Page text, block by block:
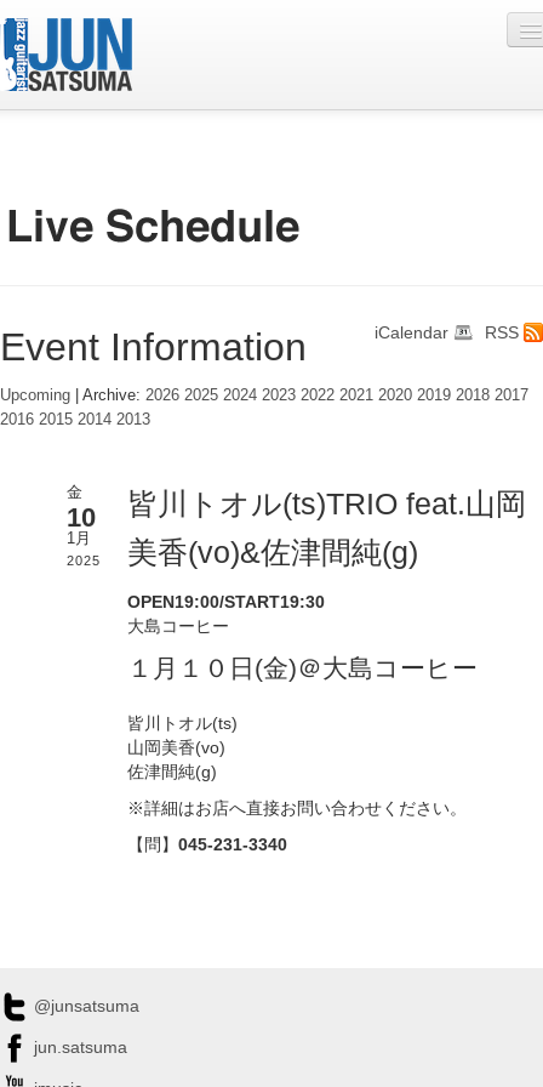
Discography
Photo
Contact
Online Lesson
RSS
iCalendar
Event Information
Upcoming | Archive: 2026 2025 2024 2023 2022 2021 2020 2019 2018 2017
2016 2015 2014 2013
金
10
1月
2025
皆川トオル(ts)TRIO feat.山岡
美香(vo)&佐津間純(g)
OPEN19:00/START19:30
大島コーヒー
１月１０日(金)＠大島コーヒー
皆川トオル(ts)
山岡美香(vo)
佐津間純(g)
※詳細はお店へ直接お問い合わせください。
【問】 045-231-3340
@junsatsuma
jun.satsuma